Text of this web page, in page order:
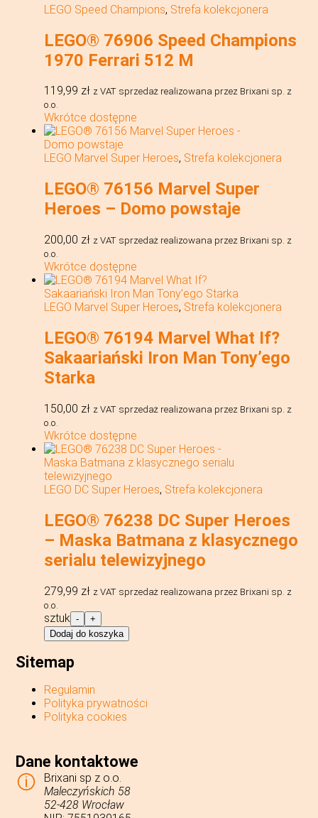
LEGO Speed Champions, Strefa kolekcjonera
LEGO® 76906 Speed Champions
1970 Ferrari 512 M
119,99 zł z VAT sprzedaż realizowana przez Brixani sp. z
o.o.
Wkrótce dostępne
LEGO Marvel Super Heroes, Strefa kolekcjonera
LEGO® 76156 Marvel Super
Heroes – Domo powstaje
200,00 zł z VAT sprzedaż realizowana przez Brixani sp. z
o.o.
Wkrótce dostępne
LEGO Marvel Super Heroes, Strefa kolekcjonera
LEGO® 76194 Marvel What If?
Sakaariański Iron Man Tony’ego
Starka
150,00 zł z VAT sprzedaż realizowana przez Brixani sp. z
o.o.
Wkrótce dostępne
LEGO DC Super Heroes, Strefa kolekcjonera
LEGO® 76238 DC Super Heroes
– Maska Batmana z klasycznego
serialu telewizyjnego
279,99 zł z VAT sprzedaż realizowana przez Brixani sp. z
o.o.
ilość
LEGO®
76238
Super
-
Maska
Batmana
serialu
telewizyjnego
sztuk -
+
Dodaj do koszyka
Sitemap
Regulamin
Polityka prywatności
Polityka cookies
Dane kontaktowe
Brixani sp z o.o.
Maleczyńskich 58
52-428 Wrocław